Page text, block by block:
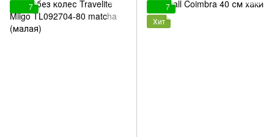
7
7
Хит